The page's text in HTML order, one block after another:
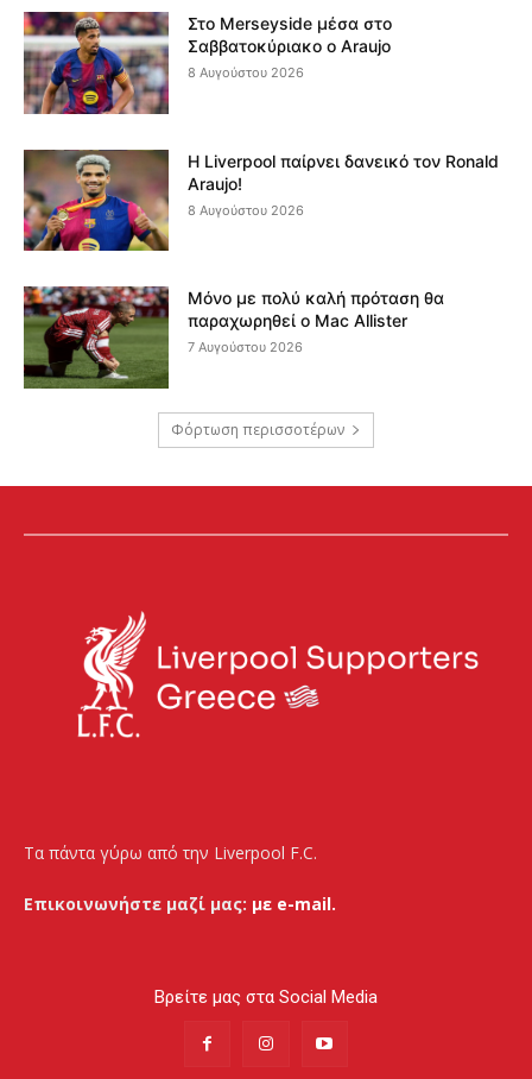
Στο Merseyside μέσα στο
Σαββατοκύριακο ο Araujo
8 Αυγούστου 2026
Η Liverpool παίρνει δανεικό τον Ronald
Araujo!
8 Αυγούστου 2026
Μόνο με πολύ καλή πρόταση θα
παραχωρηθεί ο Mac Allister
7 Αυγούστου 2026
Φόρτωση περισσοτέρων
Τα πάντα γύρω από την Liverpool F.C.
Επικοινωνήστε μαζί μας: με e-mail.
Βρείτε μας στα Social Media